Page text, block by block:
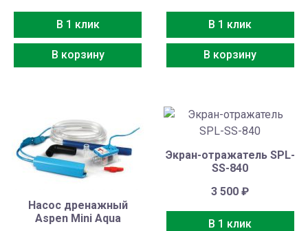
В 1 клик
В корзину
В 1 клик
В корзину
Насос дренажный
Aspen Mini Aqua
Экран-отражатель SPL-
SS-840
3 500₽
В 1 клик